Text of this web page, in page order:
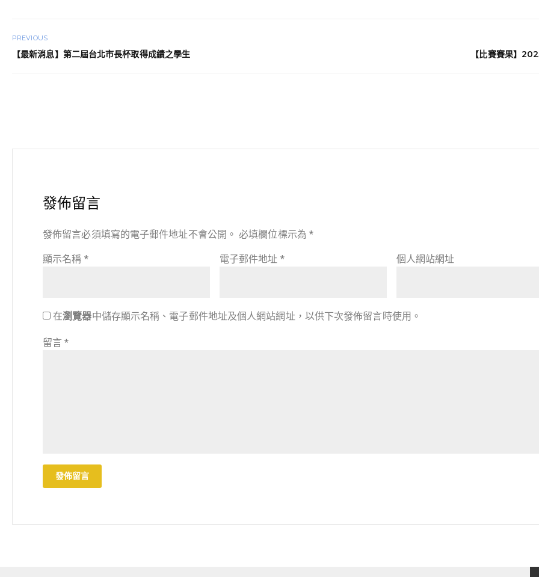
PREVIOUS
【最新消息】第二屆台北市長杯取得成績之學生 【比賽賽果】
發佈留言
發佈留言必須填寫的電子郵件地址不會公開。 必填欄位標示為 *
顯示名稱 * 電子郵件地址 * 個人網站網址
在瀏覽器中儲存顯示名稱、電子郵件地址及個人網站網址，以供下次發佈留言時使用。
留言*